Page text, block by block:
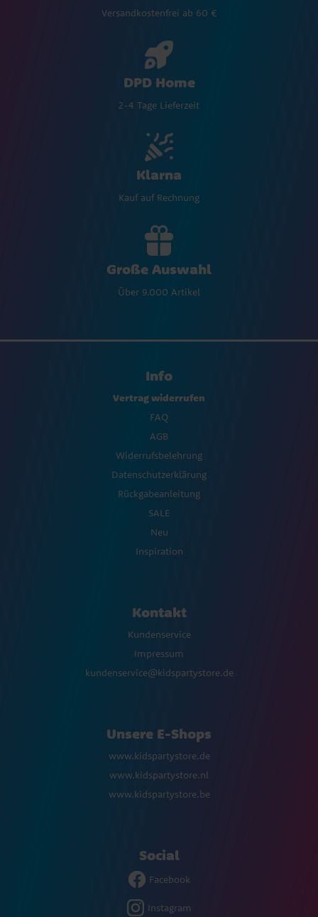
Versandkostenfrei ab 60 €
DPD Home
2-4 Tage Lieferzeit
Klarna
Kauf auf Rechnung
Große Auswahl
Über 9.000 Artikel
Info
Vertrag widerrufen
FAQ
AGB
Widerrufsbelehrung
Datenschutzerklärung
Rückgabeanleitung
SALE
Neu
Inspiration
Kontakt
Kundenservice
Impressum
kundenservice@kidspartystore.de
Unsere E-Shops
www.kidspartystore.de
www.kidspartystore.nl
www.kidspartystore.be
Social
Facebook
Instagram